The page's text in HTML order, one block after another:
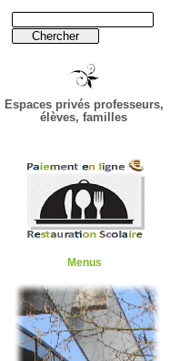
Espaces privés professeurs,
élèves, familles
Menus